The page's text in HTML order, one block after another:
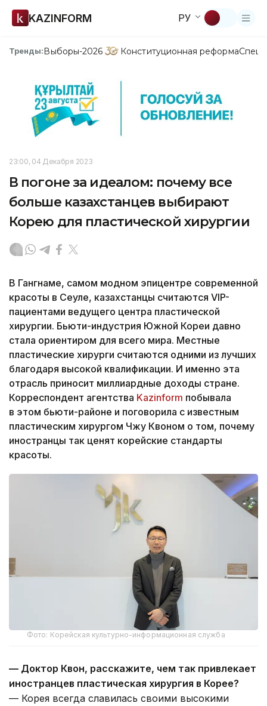
KAZINFORM РУ
Тренды:Выборы-2026 Конституционная реформа
23:00, 04 Декабря 2023
В погоне за идеалом: почему все
больше казахстанцев выбирают
Корею для пластической хирургии
В Гангнаме, самом модном эпицентре современной
красоты в Сеуле, казахстанцы считаются VIP-
пациентами ведущего центра пластической
хирургии. Бьюти-индустрия Южной Кореи давно
стала ориентиром для всего мира. Местные
пластические хирурги считаются одними из лучших
благодаря высокой квалификации. И именно эта
отрасль приносит миллиардные доходы стране.
Корреспондент агентства Kazinform побывала
в этом бьюти-районе и поговорила с известным
пластическим хирургом Чжу Квоном о том, почему
иностранцы так ценят корейские стандарты
красоты.
Фото: Корейская культурно-информационная служба
— Доктор Квон, расскажите, чем так привлекает
иностранцев пластическая хирургия в Корее?
— Корея всегда славилась своими высокими